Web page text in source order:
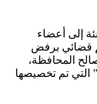
إلى أعضاء
قضائي برفض
مليون جنيه لصالح المحافظة،
التي تم تخصيصها